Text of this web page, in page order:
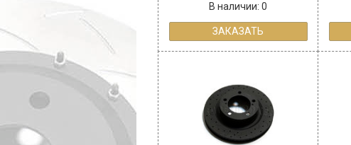
В наличии: 0
ЗАКАЗАТЬ